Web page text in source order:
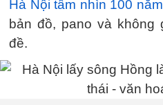
Hà Nội tầm nhìn 100 năm
bản đồ, pano và không
đề.